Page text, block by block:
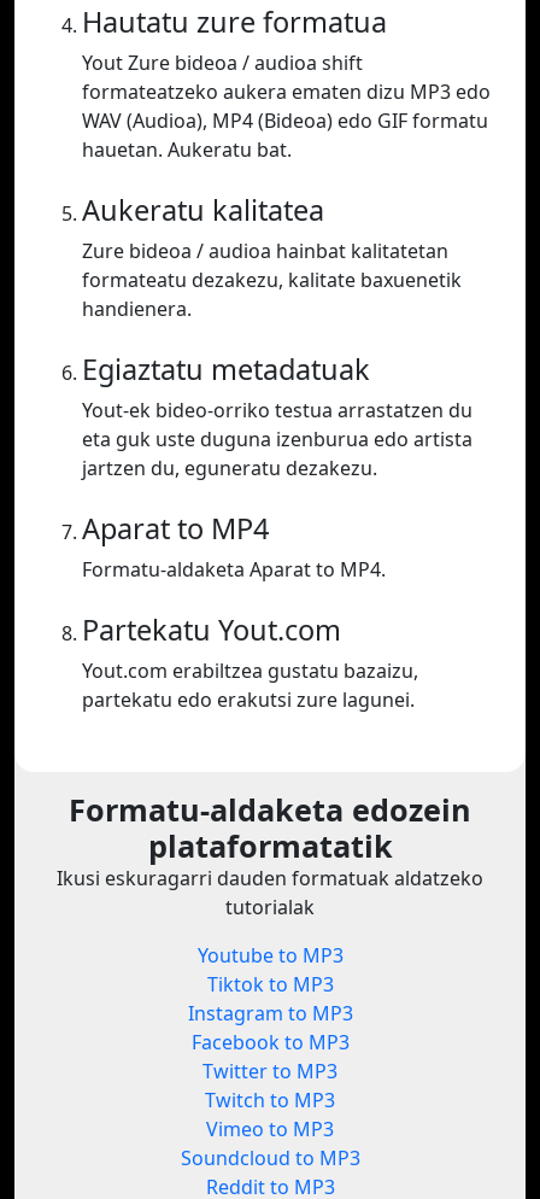
Hautatu zure formatua
Yout Zure bideoa / audioa shift
formateatzeko aukera ematen dizu MP3 edo
WAV (Audioa), MP4 (Bideoa) edo GIF formatu
hauetan. Aukeratu bat.
Aukeratu kalitatea
Zure bideoa / audioa hainbat kalitatetan
formateatu dezakezu, kalitate baxuenetik
handienera.
Egiaztatu metadatuak
Yout-ek bideo-orriko testua arrastatzen du
eta guk uste duguna izenburua edo artista
jartzen du, eguneratu dezakezu.
Aparat to MP4
Formatu-aldaketa Aparat to MP4.
Partekatu Yout.com
Yout.com erabiltzea gustatu bazaizu,
partekatu edo erakutsi zure lagunei.
Formatu-aldaketa edozein
plataformatatik
Ikusi eskuragarri dauden formatuak aldatzeko
tutorialak
Youtube to MP3
Tiktok to MP3
Instagram to MP3
Facebook to MP3
Twitter to MP3
Twitch to MP3
Vimeo to MP3
Soundcloud to MP3
Reddit to MP3